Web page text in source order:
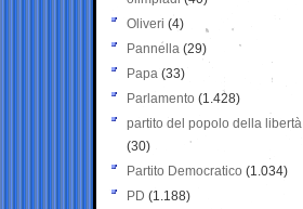
Oliveri (4)
Pannella (29)
Papa (33)
Parlamento (1.428)
partito del popolo della libertà
(30)
Partito Democratico (1.034)
PD (1.188)